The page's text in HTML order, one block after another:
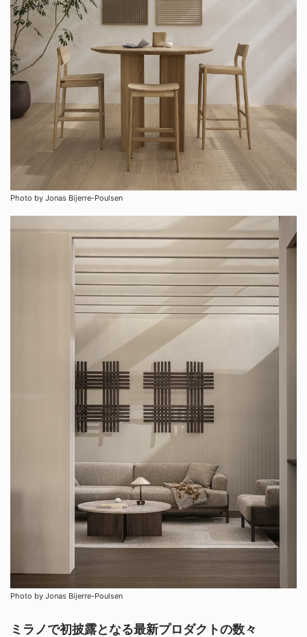
Photo by Jonas Bijerre-Poulsen
Photo by Jonas Bijerre-Poulsen
ミラノで初披露となる最新プロダクトの数々